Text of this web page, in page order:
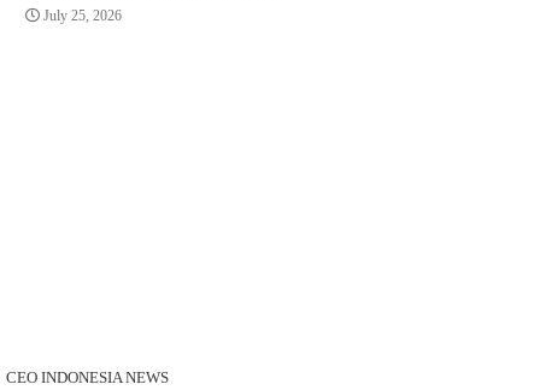
July 25, 2026
CEO INDONESIA NEWS